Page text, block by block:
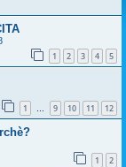
1 2 3 4 5
1 … 9 10 11 12
1 2